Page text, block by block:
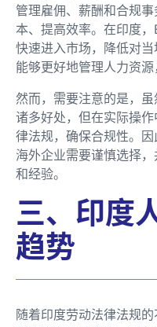
管理雇佣、薪酬和合规
本、提高效率。在印度
快速进入市场，降低对
能够更好地管理人力资源
然而，需要注意的是，
诸多好处，但在实际操
律法规，确保合规性。因
海外企业需要谨慎选择
和经验。
三、印度
趋势
随着印度劳动法律法规